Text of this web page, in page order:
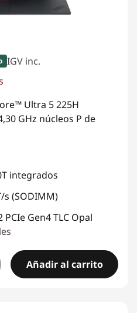
IGV inc.
Ultra 5 225H
GHz núcleos P de
integrados
s (SODIMM)
PCIe Gen4 TLC Opal
Añadir al carrito